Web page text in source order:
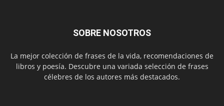
SOBRE NOSOTROS
La mejor colección de frases de la vida, recomendaciones de
libros y poesía. Descubre una variada selección de frases
célebres de los autores más destacados.